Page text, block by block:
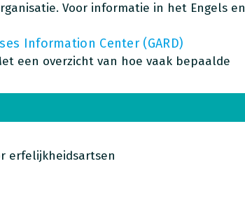
Voor informatie in het Engels en
Information Center (GARD)
een overzicht van hoe vaak bepaalde
erfelijkheidsartsen